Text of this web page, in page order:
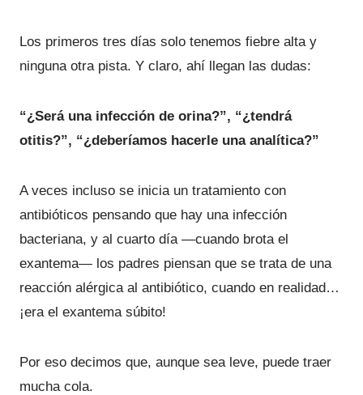
Los primeros tres días solo tenemos fiebre alta y
ninguna otra pista. Y claro, ahí llegan las dudas:
“¿Será una infección de orina?”, “¿tendrá
otitis?”, “¿deberíamos hacerle una analítica?”
A veces incluso se inicia un tratamiento con
antibióticos pensando que hay una infección
bacteriana, y al cuarto día —cuando brota el
exantema— los padres piensan que se trata de una
reacción alérgica al antibiótico, cuando en realidad…
¡era el exantema súbito!
Por eso decimos que, aunque sea leve, puede traer
mucha cola.